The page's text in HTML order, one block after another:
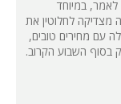
לאמר, במיוחד
מצדיקה לחלוטין את
עם מחירים טובים,
בסוף השבוע הקרוב.